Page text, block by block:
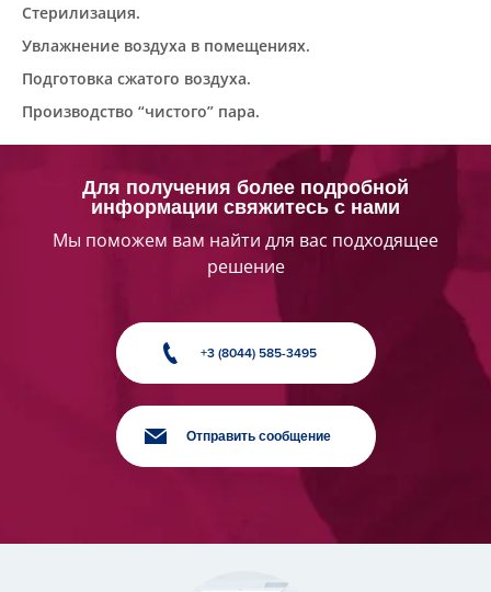
Стерилизация.
Увлажнение воздуха в помещениях.
Подготовка сжатого воздуха.
Производство “чистого” пара.
Для получения более подробной
информации свяжитесь с нами
Мы поможем вам найти для вас подходящее
решение
+3 (8044) 585-3495
Отправить сообщение